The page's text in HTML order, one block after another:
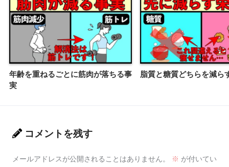
年齢を重ねるごとに筋肉が落ちる事
実
脂質と糖質どちらを減ら
コメントを残す
メールアドレスが公開されることはありません。 ※ が付いてい